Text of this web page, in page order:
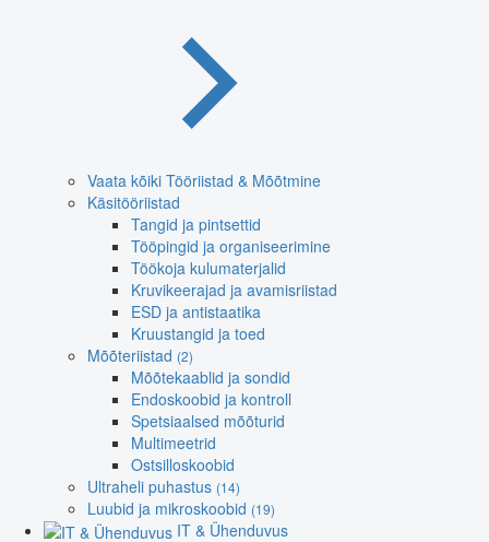
Vaata kõiki Tööriistad & Mõõtmine
Käsitööriistad
Tangid ja pintsettid
Tööpingid ja organiseerimine
Töökoja kulumaterjalid
Kruvikeerajad ja avamisriistad
ESD ja antistaatika
Kruustangid ja toed
Mõõteriistad (2)
Mõõtekaablid ja sondid
Endoskoobid ja kontroll
Spetsiaalsed mõõturid
Multimeetrid
Ostsilloskoobid
Ultraheli puhastus (14)
Luubid ja mikroskoobid (19)
IT & Ühenduvus